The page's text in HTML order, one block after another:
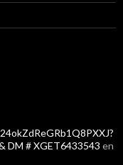
DM # XGET6433543 en